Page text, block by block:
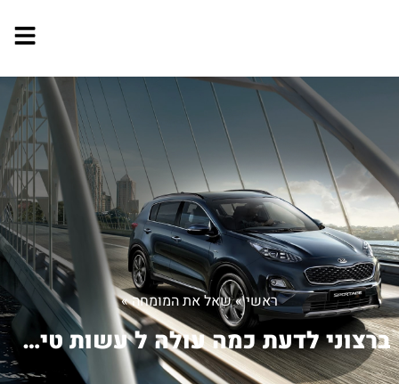
ראשי»שאל את המומחה»
ברצוני לדעת כמה עולה ל עשות טיפול טיי...